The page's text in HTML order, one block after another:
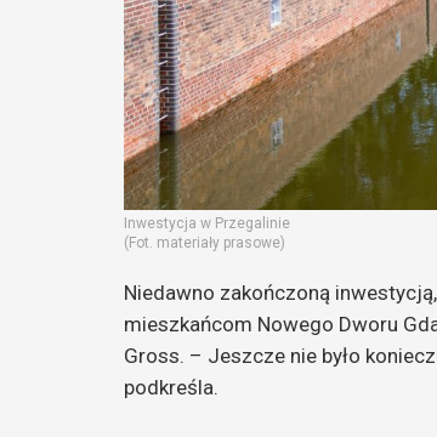
Inwestycja w Przegalinie
(Fot. materiały prasowe)
Niedawno zakończoną
mieszkańcom Nowego Dworu
Gross. – Jeszcze nie było
podkreśla.